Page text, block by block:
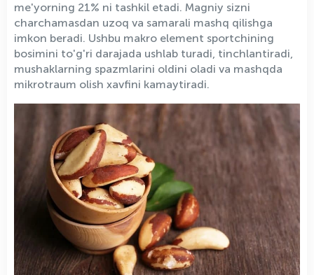
me'yorning 21% ni tashkil etadi. Magniy sizni
charchamasdan uzoq va samarali mashq qilishga
imkon beradi. Ushbu makro element sportchining
bosimini to'g'ri darajada ushlab turadi, tinchlantiradi,
mushaklarning spazmlarini oldini oladi va mashqda
mikrotraum olish xavfini kamaytiradi.